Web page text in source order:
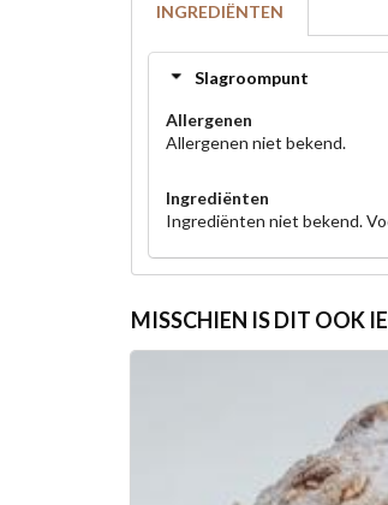
INGREDIËNTEN
Slagroompunt
Allergenen
Allergenen niet bekend.
Ingrediënten
Ingrediënten niet bekend.
MISSCHIEN IS DIT OOK